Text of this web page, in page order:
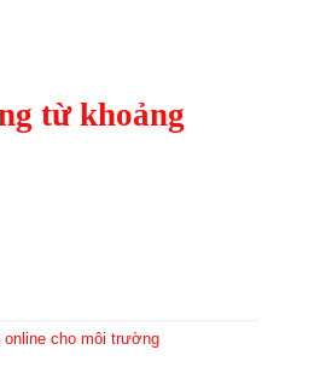
từ khoảng
online cho môi trường